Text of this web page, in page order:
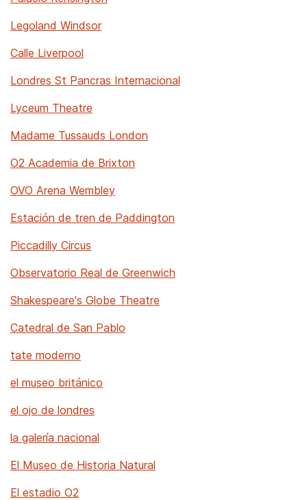
Legoland Windsor
Calle Liverpool
Londres St Pancras Internacional
Lyceum Theatre
Madame Tussauds London
O2 Academia de Brixton
OVO Arena Wembley
Estación de tren de Paddington
Piccadilly Circus
Observatorio Real de Greenwich
Shakespeare's Globe Theatre
Catedral de San Pablo
tate moderno
el museo británico
el ojo de londres
la galería nacional
El Museo de Historia Natural
El estadio O2